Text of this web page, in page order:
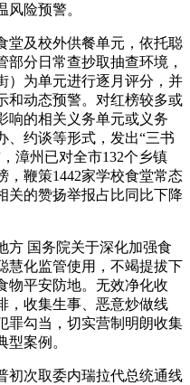
险预警。
及校外供餐单元，依托聪
分日常查抄取抽查环境，
）为单元进行逐月评分，并
和动态预警。对红榜较多或
响的相关义务单元或义务
、约谈等形式，发出“三书
漳州已对全市132个乡镇
，鞭策1442家学校食堂常态
关的赞扬举报占比同比下降
国务院关于深化加强食
慧化监管使用，不竭提拔下
物平安防地。无效净化收
，收集生事、恶意炒做线
罪勾当，切实营制明朗收集
案例。
次取委内瑞拉代总统通线